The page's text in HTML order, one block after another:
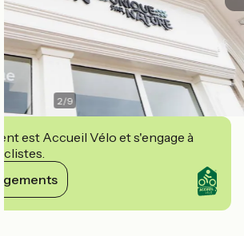
2/9
est Accueil Vélo et s'engage à